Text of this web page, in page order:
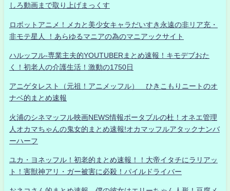
しろ動画まで取り上げまっくす
ロボットアニメ！メカと美少女キャラだいすき永遠の非リア充・
非モテ星人 ！あらゆるマニアの為のマニアックサイト
ハルッフル-専業主夫的YOUTUBERまとめ速報！キモデブおた
く！初老人の介護生活！激動の1750日
アニゲタレスト（元祖！アニメッフル） ひきこもりニートのオ
ナベ的まとめ速報
火浦のシネマッフル映画NEWS情報ポータブルの杜！オネエ管理
人オカマちゃんの鬼女的まとめ速報!オカマッフルアタックナンバ
ーハーフ
ユカ・ヨネッフル！初老的まとめ速報！！大帝イタチにラリアッ
ト！害獣神アリ・ガー被害に必殺！パイルドライバー